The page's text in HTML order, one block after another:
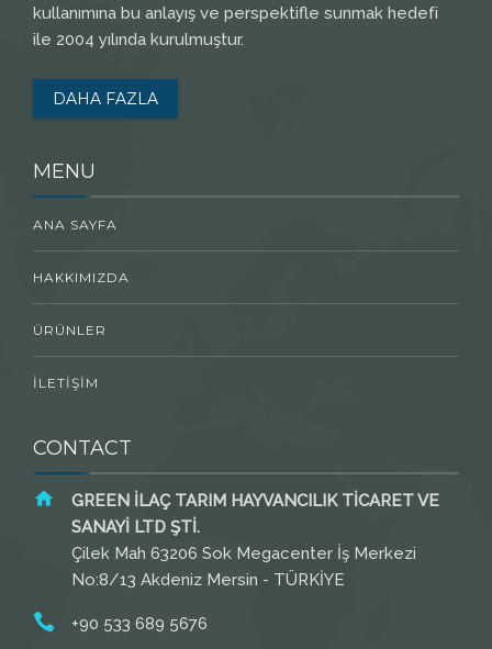
kullanımına bu anlayış ve perspektifle sunmak hedefi
ile 2004 yılında kurulmuştur.
DAHA FAZLA
MENU
ANA SAYFA
HAKKIMIZDA
ÜRÜNLER
İLETİŞİM
CONTACT
GREEN İLAÇ TARIM HAYVANCILIK TİCARET VE
SANAYİ LTD ŞTİ.
Çilek Mah 63206 Sok Megacenter İş Merkezi
No:8/13 Akdeniz Mersin - TÜRKİYE
+90 533 689 5676